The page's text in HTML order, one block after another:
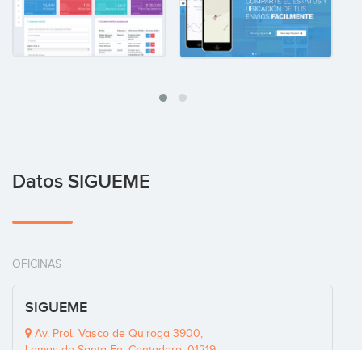
Datos SIGUEME
OFICINAS
SIGUEME
Av. Prol. Vasco de Quiroga 3900,